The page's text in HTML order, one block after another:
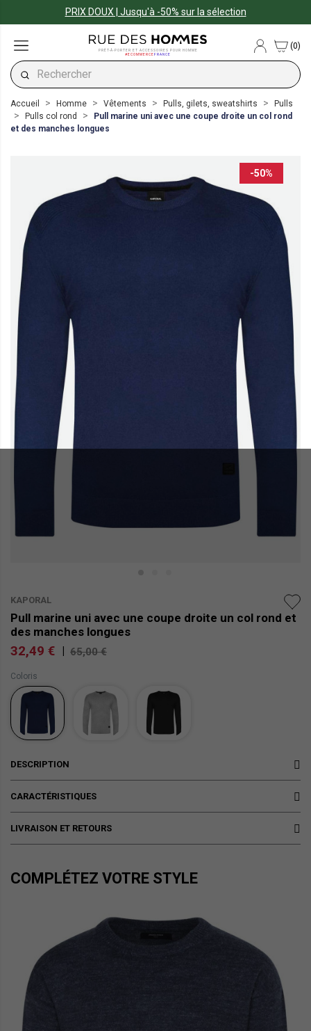
PRIX DOUX | Jusqu'à -50% sur la sélection
PRÊT-À-PORTER ET ACCESSOIRES POUR HOMME
#ECOMMERCEFRANCE
(0)
Accueil Homme Vêtements Pulls, gilets, sweatshirts
Pulls
Pulls col rond
Pull marine uni avec une coupe droite un col rond
et des manches longues
-50%
KAPORAL
Pull marine uni avec une coupe droite un col rond et
des manches longues
32,49 € 65,00 €
Coloris
DESCRIPTION
CARACTÉRISTIQUES
LIVRAISON ET RETOURS
COMPLÉTEZ VOTRE STYLE